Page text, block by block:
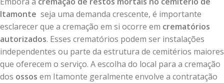
Itamonte seja uma demanda crescente, é importante
esclarecer que a cremação em si ocorre em crematórios
autorizados. Esses crematórios podem ser instalações
independentes ou parte da estrutura de cemitérios maiores
que oferecem o serviço. A escolha do local para a cremação
dos ossos em Itamonte geralmente envolve a contratação